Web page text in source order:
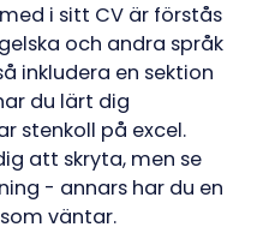
i sitt CV är förstås
och andra språk
inkludera en sektion
du lärt dig
stenkoll på excel.
att skryta, men se
- annars har du en
väntar.